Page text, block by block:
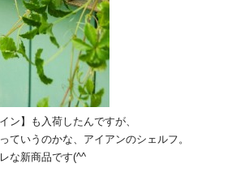
ン】も入荷したんですが、
ていうのかな、アイアンのシェルフ。
な新商品です(^^ゞ